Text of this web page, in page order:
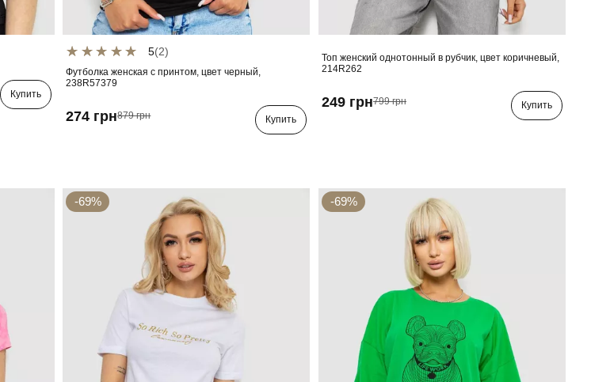
Купить
5(2)
Футболка женская с принтом, цвет черный,
238R57379
274 грн879 грн Купить
Топ женский однотонный в рубчик, цвет коричневый,
214R262
249 грн799 грн Купить
-69% -69%